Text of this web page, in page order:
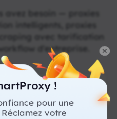
avez besoin — proxies
intelligents, proxies
avec tarification
d'entreprise.
Solutions de
Scraping
!
pour une